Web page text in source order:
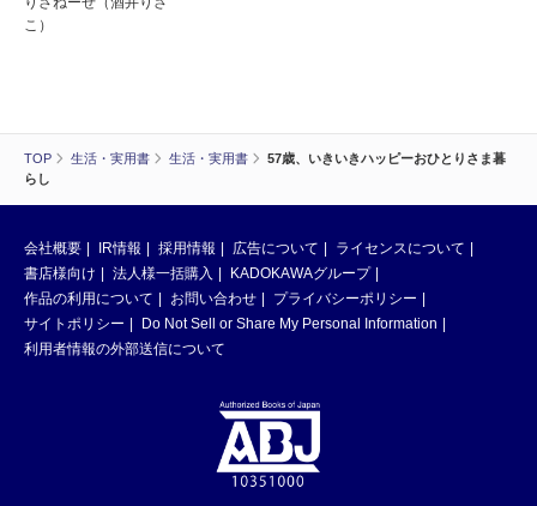
TOP 生活・実用書 生活・実用書
57歳、いきいきハッピーおひとりさま暮
らし
こ）
会社概要 IR情報 採用情報 広告について
ライセンスについて
書店様向け
法人様一括購入
KADOKAWAグループ
作品の利用について
お問い合わせ
プライバシーポリシー
サイトポリシー
Do Not Sell or Share My Personal Information
利用者情報の外部送信について